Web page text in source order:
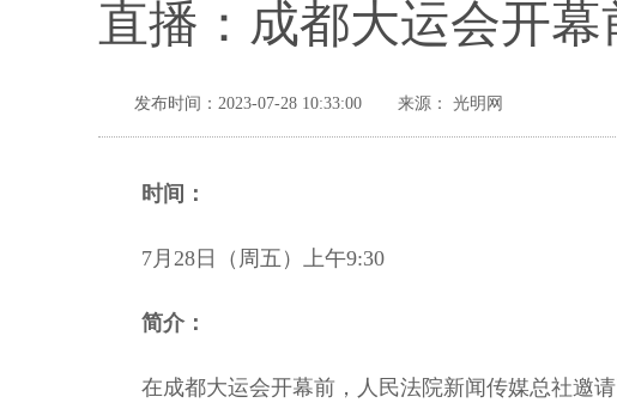
直播：成都大运会开
发布时间：2023-07-28 10:33:00 来源： 光明网
时间：
7月28日（周五）上午9:30
简介：
在成都大运会开幕前，人民法院新闻传媒总社邀请